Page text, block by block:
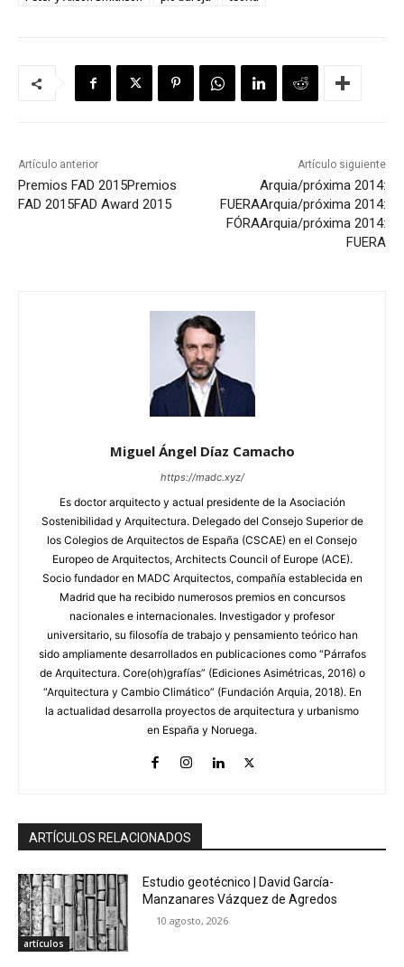
Artículo anterior
Premios FAD 2015Premios
FAD 2015FAD Award 2015
Artículo siguiente
Arquia/próxima 2014:
FUERAArquia/próxima 2014:
FÓRAArquia/próxima 2014:
FUERA
Miguel Ángel Díaz Camacho
https://madc.xyz/
Es doctor arquitecto y actual presidente de la Asociación
Sostenibilidad y Arquitectura. Delegado del Consejo Superior de
los Colegios de Arquitectos de España (CSCAE) en el Consejo
Europeo de Arquitectos, Architects Council of Europe (ACE).
Socio fundador en MADC Arquitectos, compañía establecida en
Madrid que ha recibido numerosos premios en concursos
nacionales e internacionales. Investigador y profesor
universitario, su filosofía de trabajo y pensamiento teórico han
sido ampliamente desarrollados en publicaciones como “Párrafos
de Arquitectura. Core(oh)grafías” (Ediciones Asimétricas, 2016) o
“Arquitectura y Cambio Climático” (Fundación Arquia, 2018). En
la actualidad desarrolla proyectos de arquitectura y urbanismo
en España y Noruega.
ARTÍCULOS RELACIONADOS
artículos
Estudio geotécnico | David García-
Manzanares Vázquez de Agredos
10 agosto, 2026